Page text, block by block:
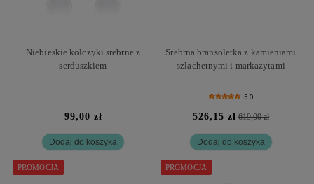
Niebieskie kolczyki srebrne z
serduszkiem
99,00 zł
Dodaj do koszyka
Srebrna bransoletka z kamieniami
szlachetnymi i markazytami
5.0
526,15 zł 619,00 zł
Dodaj do koszyka
PROMOCJA PROMOCJA